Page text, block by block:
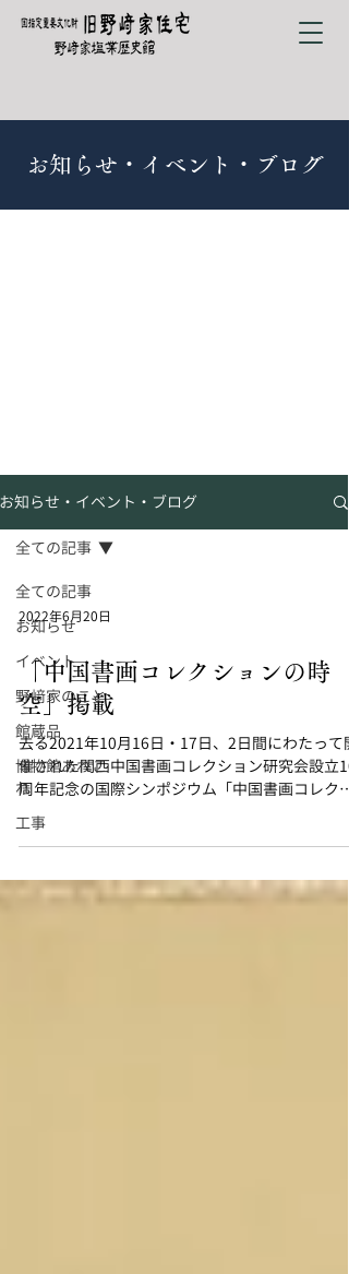
お知らせ・イベント・ブログ
お知らせ・イベント・ブログ
全ての記事
お知らせ
イベント
野﨑家のこと
館蔵品
博物館あれこ
れ
工事
全ての記事
2022年6月20日
「中国書画コレクションの時
空」掲載
去る2021年10月16日・17日、2日間にわたって開
催された関西中国書画コレクション研究会設立10
周年記念の国際シンポジウム「中国書画コレクシ
ョンの時空」報告書が刊行されました。 ネット公
開もされています。 野﨑家からも資料提供しまし